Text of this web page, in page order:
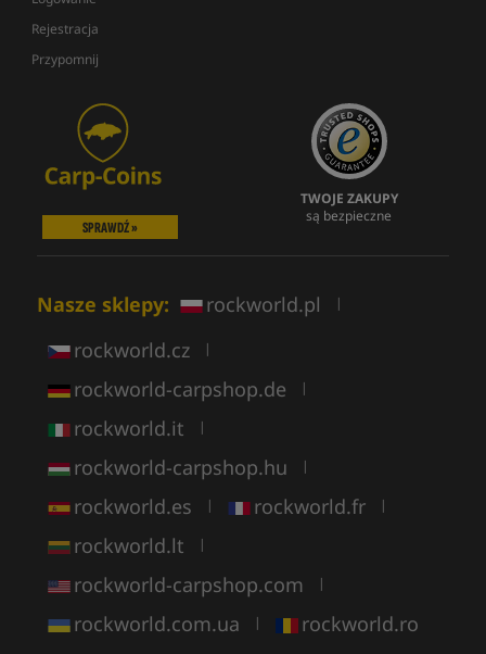
Rejestracja
Przypomnij
SPRAWDŹ »
TWOJE ZAKUPY
są bezpieczne
Nasze sklepy: rockworld.pl |
rockworld.cz |
rockworld-carpshop.de |
rockworld.it |
rockworld-carpshop.hu |
rockworld.es | rockworld.fr |
rockworld.lt |
rockworld-carpshop.com |
rockworld.com.ua | rockworld.ro